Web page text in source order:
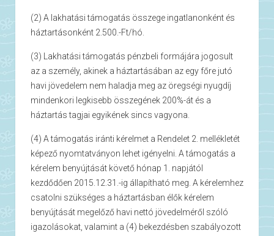
(2) A lakhatási támogatás összege ingatlanonként és
háztartásonként 2.500.-Ft/hó.
(3) Lakhatási támogatás pénzbeli formájára jogosult
az a személy, akinek a háztartásában az egy főre jutó
havi jövedelem nem haladja meg az öregségi nyugdíj
mindenkori legkisebb összegének 200%-át és a
háztartás tagjai egyikének sincs vagyona.
(4) A támogatás iránti kérelmet a Rendelet 2. mellékletét
képező nyomtatványon lehet igényelni. A támogatás a
kérelem benyújtását követő hónap 1. napjától
kezdődően 2015.12.31.-ig állapítható meg. A kérelemhez
csatolni szükséges a háztartásban élők kérelem
benyújtását megelőző havi nettó jövedelméről szóló
igazolásokat, valamint a (4) bekezdésben szabályozott